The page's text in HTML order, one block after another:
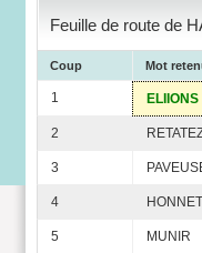
Feuille de route de
Coup Mot
1 ELIIONS
2
3
4
5 MUNIR